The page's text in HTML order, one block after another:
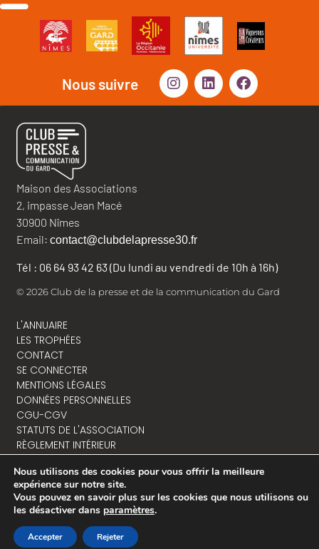
Nous suivre
Maison des Associations
2, impasse Jean Macé
30900 Nîmes
Email: contact@clubdelapresse30.fr
Tél : 06 64 93 42 63 (Du lundi au vendredi de 10h à 16h)
© 2026 Club de la presse et de la communication du Gard
L'ANNUAIRE
LES TROPHÉES
CONTACT
SE CONNECTER
MENTIONS LÉGALES
DONNÉES PERSONNELLES
CGU-CGV
STATUTS DE L'ASSOCIATION
RÈGLEMENT INTÉRIEUR
NOUS CONTACTER
Nous utilisons des cookies pour vous offrir la meilleure
expérience sur notre site.
Vous pouvez en savoir plus sur les cookies que nous utilisons ou
les désactiver dans paramètres.
Accepter Rejeter